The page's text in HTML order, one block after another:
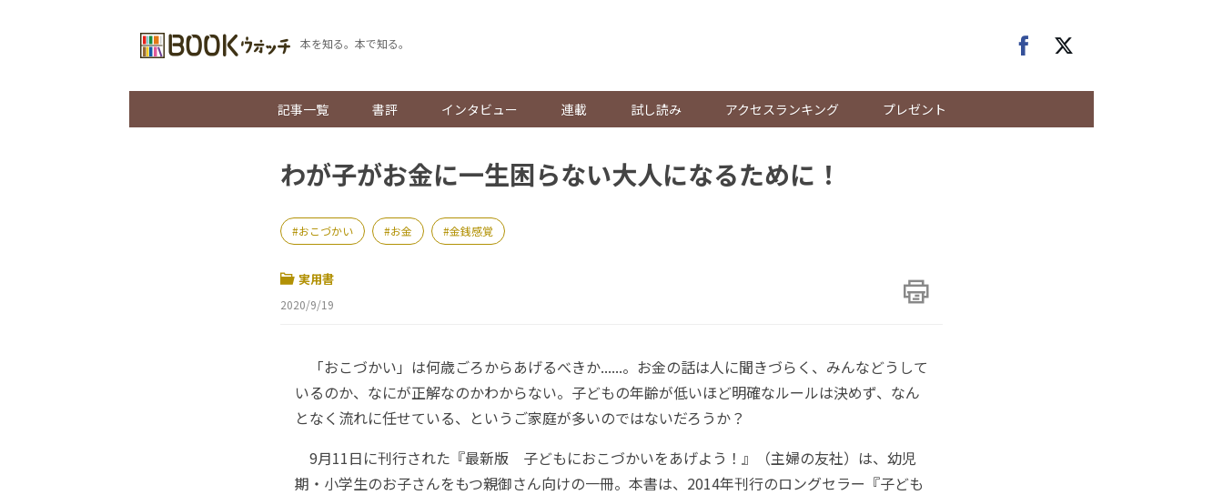
本を知る。本で知る。
記事一覧 書評 インタビュー 連載 試し読み アクセスランキング プレゼント
わが子がお金に一生困らない大人になるために！
おこづかい お金 金銭感覚
実用書
2020/9/19
「おこづかい」は何歳ごろからあげるべきか......。お金の話は人に聞きづらく、みんなどうして
いるのか、なにが正解なのかわからない。子どもの年齢が低いほど明確なルールは決めず、なん
となく流れに任せている、というご家庭が多いのではないだろうか？
9月11日に刊行された『最新版 子どもにおこづかいをあげよう！』（主婦の友社）は、幼児
期・小学生のお子さんをもつ親御さん向けの一冊。本書は、2014年刊行のロングセラー『子ども